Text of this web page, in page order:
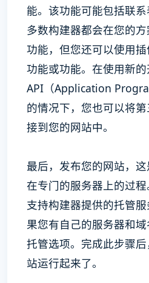
能。该功能可能包括联
多数构建器都会在您的
功能，但您还可以使用
功能或功能。在使用新
API（Application
的情况下，您也可以将
接到您的网站中。
最后，发布您的网站，
在专门的服务器上的过
支持构建器提供的托管
果您有自己的服务器和
托管选项。完成此步骤
站运行起来了。